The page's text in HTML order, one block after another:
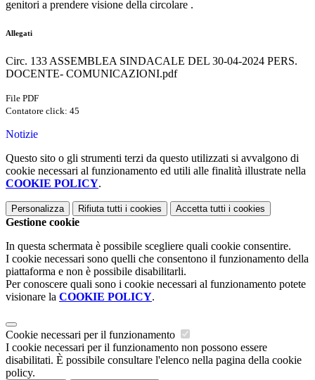
genitori a prendere visione della circolare .
Allegati
Circ. 133 ASSEMBLEA SINDACALE DEL 30-04-2024 PERS.
DOCENTE- COMUNICAZIONI.pdf
File PDF
Contatore click: 45
Notizie
Questo sito o gli strumenti terzi da questo utilizzati si avvalgono di
cookie necessari al funzionamento ed utili alle finalità illustrate nella
COOKIE POLICY.
Personalizza Rifiuta tutti i cookies Accetta tutti i cookies
Gestione cookie
In questa schermata è possibile scegliere quali cookie consentire.
I cookie necessari sono quelli che consentono il funzionamento della
piattaforma e non è possibile disabilitarli.
Per conoscere quali sono i cookie necessari al funzionamento potete
visionare la COOKIE POLICY.
Cookie necessari per il funzionamento
I cookie necessari per il funzionamento non possono essere
disabilitati. È possibile consultare l'elenco nella pagina della cookie
policy.